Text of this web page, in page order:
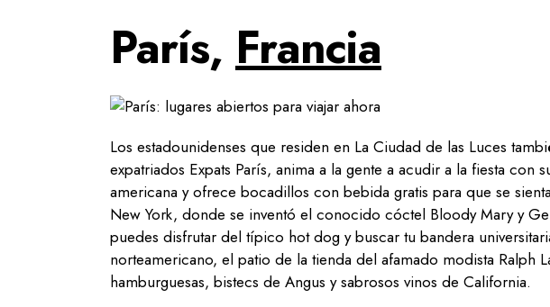
París, Francia
Los estadounidenses que residen en La Ciudad de las Luces
expatriados Expats París, anima a la gente a acudir a la fiesta con
americana y ofrece bocadillos con bebida gratis para que se
New York, donde se inventó el conocido cóctel Bloody Mary y
puedes disfrutar del típico hot dog y buscar tu bandera
norteamericano, el patio de la tienda del afamado modista Ralph
hamburguesas, bistecs de Angus y sabrosos vinos de California.